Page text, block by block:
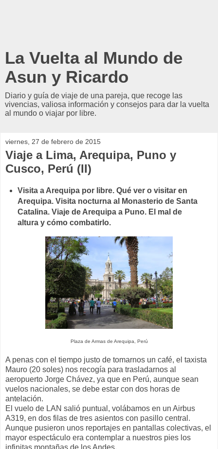
La Vuelta al Mundo de
Asun y Ricardo
Diario y guía de viaje de una pareja, que recoge las
vivencias, valiosa información y consejos para dar la vuelta
al mundo o viajar por libre.
viernes, 27 de febrero de 2015
Viaje a Lima, Arequipa, Puno y
Cusco, Perú (II)
Visita a Arequipa por libre. Qué ver o visitar en
Arequipa. Visita nocturna al Monasterio de Santa
Catalina. Viaje de Arequipa a Puno. El mal de
altura y cómo combatirlo.
Plaza de Armas de Arequipa, Perú
A penas con el tiempo justo de tomarnos un café, el taxista
Mauro (20 soles) nos recogía para trasladarnos al
aeropuerto Jorge Chávez, ya que en Perú, aunque sean
vuelos nacionales, se debe estar con dos horas de
antelación.
El vuelo de LAN salió puntual, volábamos en un Airbus
A319, en dos filas de tres asientos con pasillo central.
Aunque pusieron unos reportajes en pantallas colectivas, el
mayor espectáculo era contemplar a nuestros pies los
infinitas montañas de los Andes.